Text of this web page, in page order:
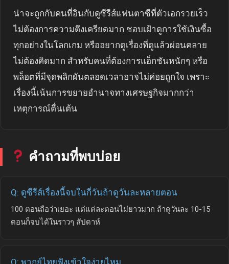
น่าจะถูกกับคนที่อินกับดูซีรีส์แฟนตาซีที่ตัวเอกรวยเร็ว
ไม่ต้องการความตึงเครียดมาก ชอบเฝ้าดูการใช้เงินซื้อ
ทุกอย่างในโลกเกม หรืออยากดูเรื่องที่ดูแล้วผ่อนคลาย
ไม่ต้องคิดมาก สำหรับคนที่ต้องการแอ็กชันหนักๆ หรือ
พล็อตที่มีจุดพลิกผันตลอดเวลาอาจไม่ค่อยถูกใจ เพราะ
เรื่องนี้เน้นการขยายอำนาจทางเศรษฐกิจมากกว่า
เหตุการณ์ตื่นเต้น
คำถามที่พบบ่อย
Q: ดูซีรีส์เรื่องนี้จบในกี่วันถ้าดูวันละหลายตอน
100 ตอนถือว่าเยอะ แต่แต่ละตอนไม่ยาวมาก ถ้าดูวันละ 10-15
ตอนก็จบได้ในราวๆ สัปดาห์
Q: พากย์ไทยฟังเข้าใจง่ายไหม